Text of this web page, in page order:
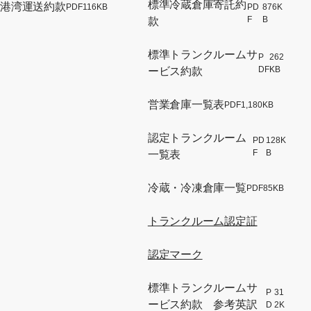
港湾運送約款PDF116KB[別ウィンドウでPDFファイルが開きます]
標準冷蔵倉庫寄託約
款
PD
F
876K
B
標準トランクルームサ
ービス約款
P
DF
262
KB
営業倉庫一覧表PDF1,180KB
認定トランクルーム
一覧表
PD
F
128K
B
冷蔵・冷凍倉庫一覧PDF85KB[別ウ
トランクルーム認定証
認定マーク
標準トランクルームサ
ービス約款 参考英訳
P
D
31
2K